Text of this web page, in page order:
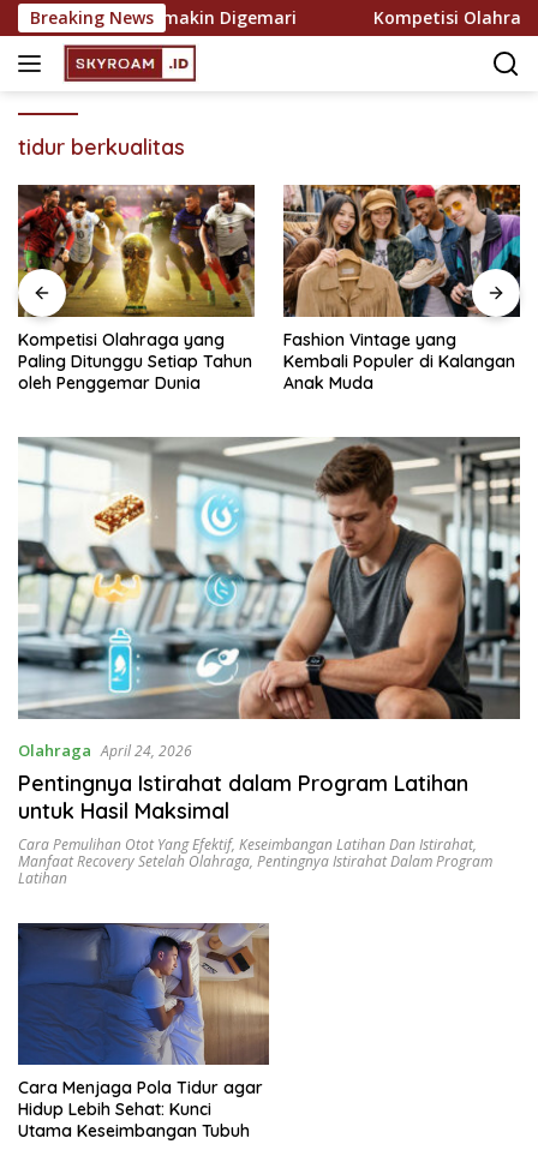
Skip
to
content
Breaking News
yang Semakin Digemari Kompetisi Olahraga
tidur berkualitas
Kompetisi Olahraga yang
Paling Ditunggu Setiap Tahun
oleh Penggemar Dunia
Fashion Vintage yang
Kembali Populer di Kalangan
Anak Muda
Olahraga April 24, 2026
Pentingnya Istirahat dalam Program Latihan
untuk Hasil Maksimal
Cara Pemulihan Otot Yang Efektif, Keseimbangan Latihan Dan Istirahat,
Manfaat Recovery Setelah Olahraga, Pentingnya Istirahat Dalam Program
Latihan
Cara Menjaga Pola Tidur agar
Hidup Lebih Sehat: Kunci
Utama Keseimbangan Tubuh